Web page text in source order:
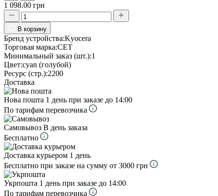
1 098.00 грн
В корзину
Бренд устройства:Kyocera
Торговая марка:CET
Минимальный заказ (шт.):1
Цвет:cyan (голубой)
Ресурс (стр.):2200
Доставка
Нова пошта 1 день при заказе до 14:00
По тарифам перевозчика
Самовывоз В день заказа
Бесплатно
Доставка курьером 1 день
Бесплатно при заказе на сумму от 3000 грн
Укрпошта 1 день при заказе до 14:00
По тарифам перевозчика